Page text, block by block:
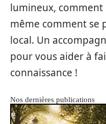
lumineux, comment
même comment se
local. Un
pour vous aider à
connaissance !
Nos dernières publications